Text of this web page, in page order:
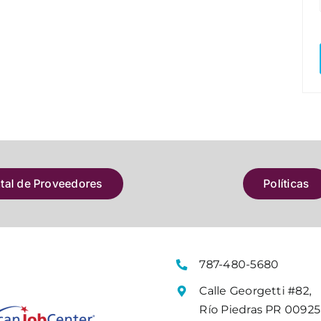
de Proveedores Políticas
787-480-5680
Calle Georgetti #82,
Río Piedras PR 00925